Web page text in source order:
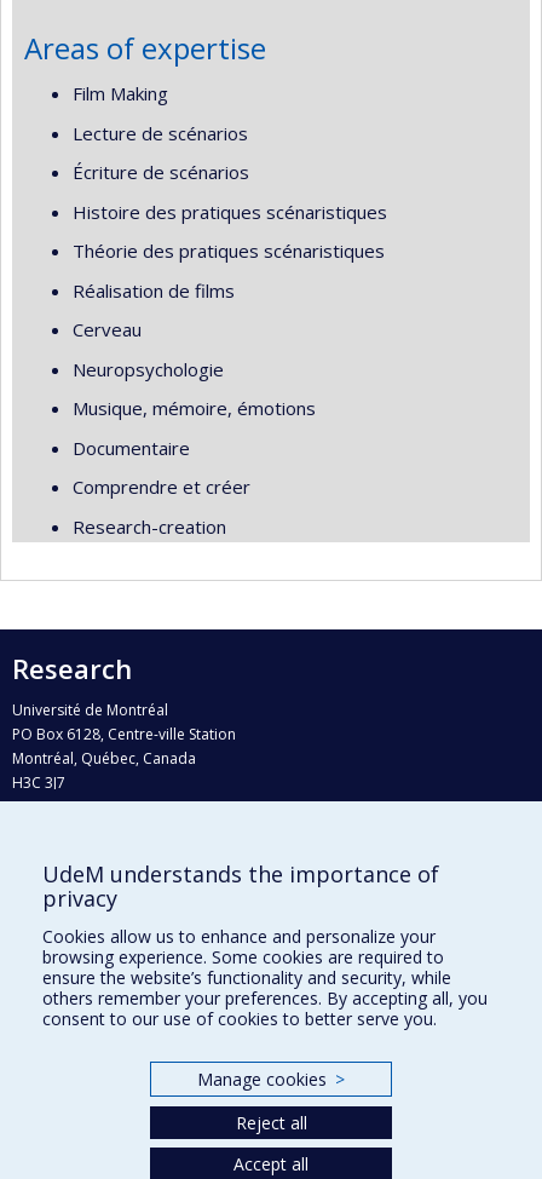
Areas of expertise
Film Making
Lecture de scénarios
Écriture de scénarios
Histoire des pratiques scénaristiques
Théorie des pratiques scénaristiques
Réalisation de films
Cerveau
Neuropsychologie
Musique, mémoire, émotions
Documentaire
Comprendre et créer
Research-creation
Research
Université de Montréal
PO Box 6128, Centre-ville Station
Montréal, Québec, Canada
H3C 3J7
Who does what?
Find us
Site map
Accessibility
UdeM understands the importance of
privacy
Cookies allow us to enhance and personalize your
browsing experience. Some cookies are required to
ensure the website’s functionality and security, while
others remember your preferences. By accepting all, you
consent to our use of cookies to better serve you.
Manage cookies >
Reject all
Accept all